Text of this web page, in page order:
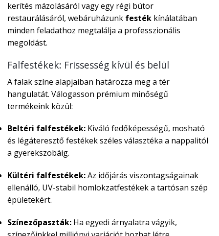
kerítés mázolásáról vagy egy régi bútor
restaurálásáról, webáruházunk festék kínálatában
minden feladathoz megtalálja a professzionális
megoldást.
Falfestékek: Frissesség kívül és belül
A falak színe alapjaiban határozza meg a tér
hangulatát. Válogasson prémium minőségű
termékeink közül:
Beltéri falfestékek: Kiváló fedőképességű, mosható
és légáteresztő festékek széles választéka a nappalitól
a gyerekszobáig.
Kültéri falfestékek:Az időjárás viszontagságainak
ellenálló, UV-stabil homlokzatfestékek a tartósan szép
épületekért.
Színezőpaszták: Ha egyedi árnyalatra vágyik,